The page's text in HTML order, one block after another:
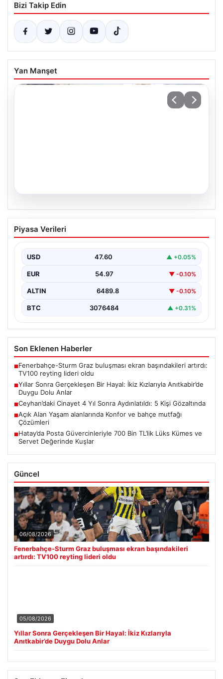
Bizi Takip Edin
Yan Manşet
05.08.2026
Yıllar Sonra Gerçekleşen Bir Hayal: İkiz
Kızlarıyla Anıtkabir’de Duygu Dolu Anlar
(59) çifti, uzun yıllar çocuk sahibi olma…
Piyasa Verileri
USD 47.60 ▲ +0.05%
EUR 54.97 ▼ -0.10%
ALTIN 6489.8 ▼ -0.10%
BTC 3076484 ▲ +0.31%
Son Eklenen Haberler
■Fenerbahçe-Sturm Graz buluşması ekran başındakileri artırdı:
TV100 reyting lideri oldu
■Yıllar Sonra Gerçekleşen Bir Hayal: İkiz Kızlarıyla Anıtkabir’de
Duygu Dolu Anlar
■Ceyhan’daki Cinayet 4 Yıl Sonra Aydınlatıldı: 5 Kişi Gözaltında
■Açık Alan Yaşam alanlarında Konfor ve bahçe mutfağı
Çözümleri
■Hatay’da Posta Güvercinleriyle 700 Bin TL’lik Lüks Kümes ve
Servet Değerinde Kuşlar
Güncel
06/08/2026
Fenerbahçe-Sturm Graz buluşması ekran başındakileri
artırdı: TV100 reyting lideri oldu
05/08/2026
Yıllar Sonra Gerçekleşen Bir Hayal: İkiz Kızlarıyla
Anıtkabir’de Duygu Dolu Anlar